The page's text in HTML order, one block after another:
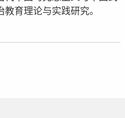
育理论与实践研究。